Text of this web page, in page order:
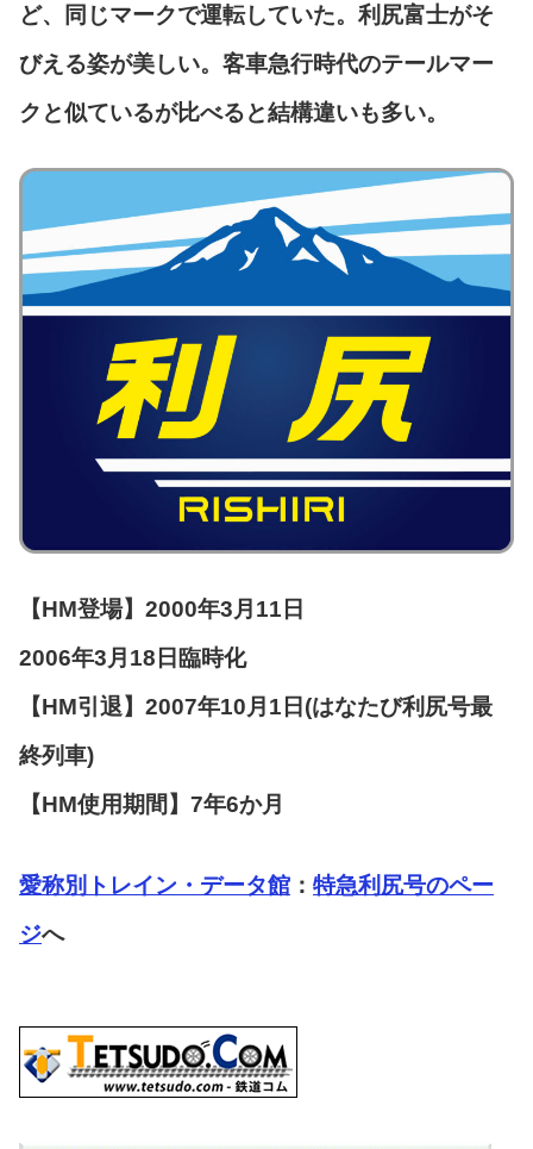
ど、同じマークで運転していた。利尻富士がそ
びえる姿が美しい。客車急行時代のテールマー
クと似ているが比べると結構違いも多い。
【HM登場】2000年3月11日
2006年3月18日臨時化
【HM引退】2007年10月1日(はなたび利尻号最
終列車)
【HM使用期間】7年6か月
愛称別トレイン・データ館 ： 特急利尻号のペー
ジへ